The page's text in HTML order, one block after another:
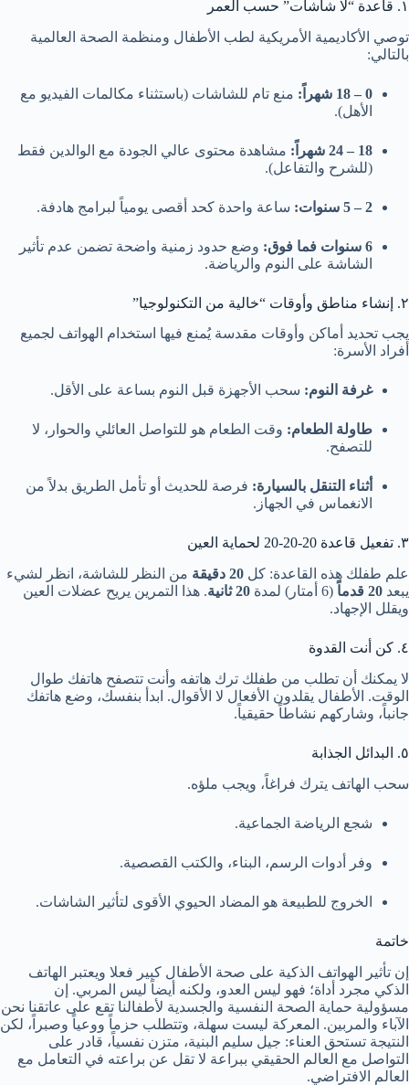
١. قاعدة “لا شاشات” حسب العمر
توصي الأكاديمية الأمريكية لطب الأطفال ومنظمة الصحة العالمية
بالتالي:
0 – 18 شهراً:
منع تام للشاشات (باستثناء مكالمات الفيديو مع
الأهل).
18 – 24 شهراً:
مشاهدة محتوى عالي الجودة مع الوالدين فقط
(للشرح والتفاعل).
2 – 5 سنوات: ساعة واحدة كحد أقصى يومياً لبرامج هادفة.
6 سنوات فما فوق:
وضع حدود زمنية واضحة تضمن عدم تأثير
الشاشة على النوم والرياضة.
٢. إنشاء مناطق وأوقات “خالية من التكنولوجيا”
يجب تحديد أماكن وأوقات مقدسة يُمنع فيها استخدام الهواتف لجميع
أفراد الأسرة:
غرفة النوم: سحب الأجهزة قبل النوم بساعة على الأقل.
طاولة الطعام: وقت الطعام هو للتواصل العائلي والحوار، لا
للتصفح.
أثناء التنقل بالسيارة: فرصة للحديث أو تأمل الطريق بدلاً من
الانغماس في الجهاز.
٣. تفعيل قاعدة 20-20-20 لحماية العين
علم طفلك هذه القاعدة: كل 20 دقيقة
من النظر للشاشة، انظر لشيء
يبعد 20 قدماً (6 أمتار) لمدة 20 ثانية
. هذا التمرين يريح عضلات العين
ويقلل الإجهاد.
٤. كن أنت القدوة
لا يمكنك أن تطلب من طفلك ترك هاتفه وأنت تتصفح هاتفك طوال
الوقت. الأطفال يقلدون الأفعال لا الأقوال. ابدأ بنفسك، وضع هاتفك
جانباً، وشاركهم نشاطاً حقيقياً.
٥. البدائل الجذابة
سحب الهاتف يترك فراغاً، ويجب ملؤه.
شجع الرياضة الجماعية.
وفر أدوات الرسم، البناء، والكتب القصصية.
الخروج للطبيعة هو المضاد الحيوي الأقوى لتأثير الشاشات.
خاتمة
إن تأثير الهواتف الذكية على صحة الأطفال كبير فعلا ويعتبر الهاتف
الذكي مجرد أداة؛ فهو ليس العدو، ولكنه أيضاً ليس المربي. إن
مسؤولية حماية الصحة النفسية والجسدية لأطفالنا تقع على عاتقنا نحن
الآباء والمربين. المعركة ليست سهلة، وتتطلب حزماً ووعياً وصبراً، لكن
النتيجة تستحق العناء: جيل سليم البنية، متزن نفسياً، قادر على
التواصل مع العالم الحقيقي ببراعة لا تقل عن براعته في التعامل مع
العالم الافتراضي.